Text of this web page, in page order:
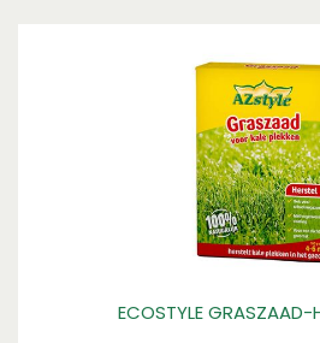
Voor een dichte grasmat
ECOSTYLE GRASZAAD-